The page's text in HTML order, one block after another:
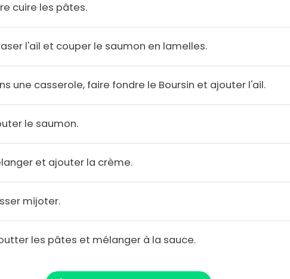
cuire les pâtes.
l'ail et couper le saumon en lamelles.
une casserole, faire fondre le Boursin et ajouter l'ail.
le saumon.
et ajouter la crème.
mijoter.
les pâtes et mélanger à la sauce.